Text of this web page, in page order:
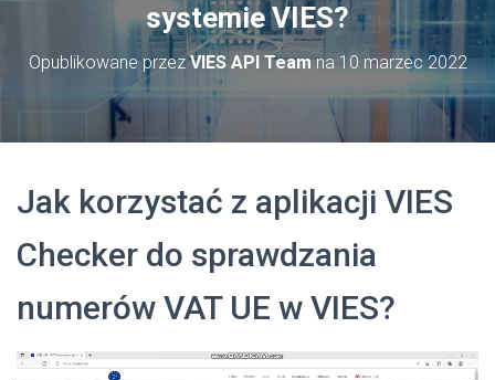
systemie VIES?
Opublikowane przezVIES API Teamna 10 marzec 2022
Jak korzystać z aplikacji VIES
Checker do sprawdzania
numerów VAT UE w VIES?
Odtwarzacz